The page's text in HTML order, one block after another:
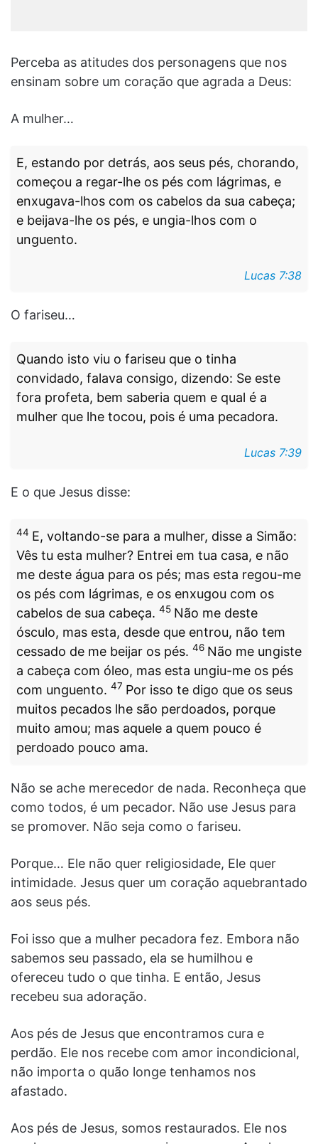
Perceba as atitudes dos personagens que nos
ensinam sobre um coração que agrada a Deus:
A mulher…
E, estando por detrás, aos seus pés, chorando,
começou a regar-lhe os pés com lágrimas, e
enxugava-lhos com os cabelos da sua cabeça;
e beijava-lhe os pés, e ungia-lhos com o
unguento.
Lucas 7:38
O fariseu…
Quando isto viu o fariseu que o tinha
convidado, falava consigo, dizendo: Se este
fora profeta, bem saberia quem e qual é a
mulher que lhe tocou, pois é uma pecadora.
Lucas 7:39
E o que Jesus disse:
44 E, voltando-se para a mulher, disse a Simão:
Vês tu esta mulher? Entrei em tua casa, e não
me deste água para os pés; mas esta regou-me
os pés com lágrimas, e os enxugou com os
cabelos de sua cabeça. 45 Não me deste
ósculo, mas esta, desde que entrou, não tem
cessado de me beijar os pés. 46 Não me ungiste
a cabeça com óleo, mas esta ungiu-me os pés
com unguento. 47 Por isso te digo que os seus
muitos pecados lhe são perdoados, porque
muito amou; mas aquele a quem pouco é
perdoado pouco ama.
Não se ache merecedor de nada. Reconheça que
como todos, é um pecador. Não use Jesus para
se promover. Não seja como o fariseu.
Porque… Ele não quer religiosidade, Ele quer
intimidade. Jesus quer um coração aquebrantado
aos seus pés.
Foi isso que a mulher pecadora fez. Embora não
sabemos seu passado, ela se humilhou e
ofereceu tudo o que tinha. E então, Jesus
recebeu sua adoração.
Aos pés de Jesus que encontramos cura e
perdão. Ele nos recebe com amor incondicional,
não importa o quão longe tenhamos nos
afastado.
Aos pés de Jesus, somos restaurados. Ele nos